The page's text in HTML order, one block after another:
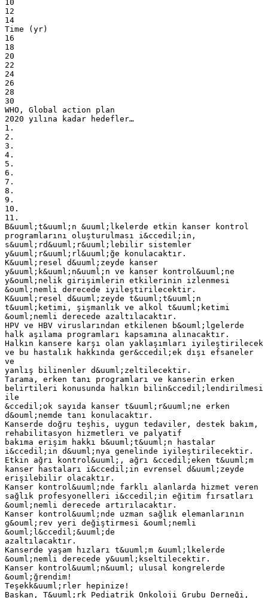
10
12
14
Time (yr)
16
18
20
22
24
26
28
30
WHO, Global action plan
2020 yılına kadar hedefler…
1.
2.
3.
4.
5.
6.
7.
8.
9.
10.
11.
B&uuml;t&uuml;n &uuml;lkelerde etkin kanser kontrol
programlarını oluşturulması i&ccedil;in,
s&uuml;rd&uuml;r&uuml;lebilir sistemler
y&uuml;r&uuml;rl&uuml;ğe konulacaktır.
K&uuml;resel d&uuml;zeyde kanser
y&uuml;k&uuml;n&uuml;n ve kanser kontrol&uuml;ne
y&ouml;nelik girişimlerin etkilerinin izlenmesi
&ouml;nemli derecede iyileştirilecektir.
K&uuml;resel d&uuml;zeyde t&uuml;t&uuml;n
t&uuml;ketimi, şişmanlık ve alkol t&uuml;ketimi
&ouml;nemli derecede azaltılacaktır.
HPV ve HBV viruslarından etkilenen b&ouml;lgelerde
halk aşılama programları kapsamına alınacaktır.
Halkın kansere karşı olan yaklaşımları iyileştirilecek
ve bu hastalık hakkında ger&ccedil;ek dışı efsaneler
ve
yanlış bilinenler d&uuml;zeltilecektir.
Tarama, erken tanı programları ve kanserin erken
belirtileri konusunda halkın bilin&ccedil;lendirilmesi
ile
&ccedil;ok sayıda kanser t&uuml;r&uuml;ne erken
d&ouml;nemde tanı konulacaktır.
Kanserde doğru teşhis, uygun tedaviler, destek bakım,
rehabilitasyon hizmetleri ve palyatif
bakıma erişim hakkı b&uuml;t&uuml;n hastalar
i&ccedil;in d&uuml;nya genelinde iyileştirilecektir.
Etkin ağrı kontrol&uuml;, ağrı &ccedil;eken t&uuml;m
kanser hastaları i&ccedil;in evrensel d&uuml;zeyde
erişilebilir olacaktır.
Kanser kontrol&uuml;nde farklı alanlarda hizmet veren
sağlık profesyonelleri i&ccedil;in eğitim fırsatları
&ouml;nemli derecede artırılacaktır.
Kanser kontrol&uuml;nde uzman sağlık elemanlarının
g&ouml;rev yeri değiştirmesi &ouml;nemli
&ouml;l&ccedil;&uuml;de
azaltılacaktır.
Kanserde yaşam hızları t&uuml;m &uuml;lkelerde
&ouml;nemli derecede y&uuml;kseltilecektir.
Kanser kontrol&uuml;n&uuml; ulusal kongrelerde
&ouml;ğrendim!
Teşekk&uuml;rler hepinize!
Başkan, T&uuml;rk Pediatrik Onkoloji Grubu Derneği,